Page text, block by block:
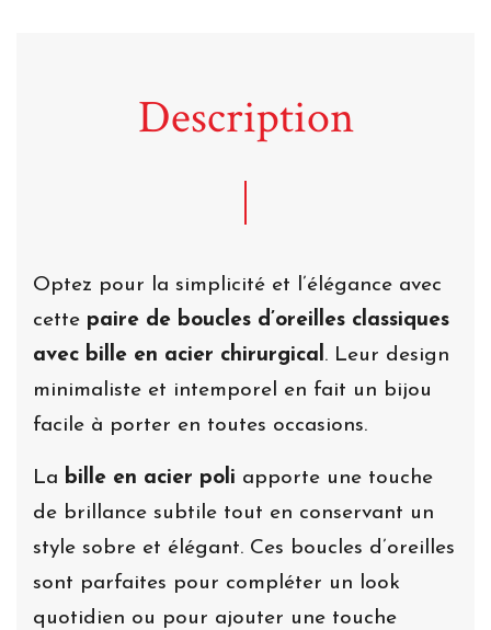
Description
Optez pour la simplicité et l’élégance avec
cette paire de boucles d’oreilles classiques
avec bille en acier chirurgical . Leur design
minimaliste et intemporel en fait un bijou
facile à porter en toutes occasions.
La bille en acier poli apporte une touche
de brillance subtile tout en conservant un
style sobre et élégant. Ces boucles d’oreilles
sont parfaites pour compléter un look
quotidien ou pour ajouter une touche